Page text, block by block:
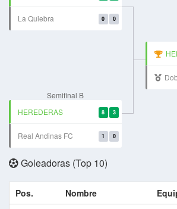
La Quiebra 0 0
Semifinal B
HEREDERAS
8 3
Real Andinas FC 1 0
Goleadoras (Top 10)
Pos. Nombre